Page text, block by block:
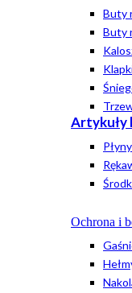
Buty
Buty
Artykuły
Ochrona i